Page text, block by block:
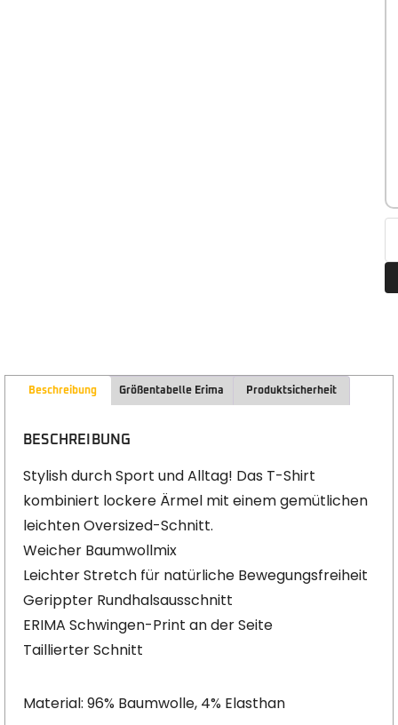
Beschreibung Größentabelle Erima Produktsicherheit
BESCHREIBUNG
Stylish durch Sport und Alltag! Das T-Shirt
kombiniert lockere Ärmel mit einem gemütlichen
leichten Oversized-Schnitt.
Weicher Baumwollmix
Leichter Stretch für natürliche Bewegungsfreiheit
Gerippter Rundhalsausschnitt
ERIMA Schwingen-Print an der Seite
Taillierter Schnitt
Material: 96% Baumwolle, 4% Elasthan